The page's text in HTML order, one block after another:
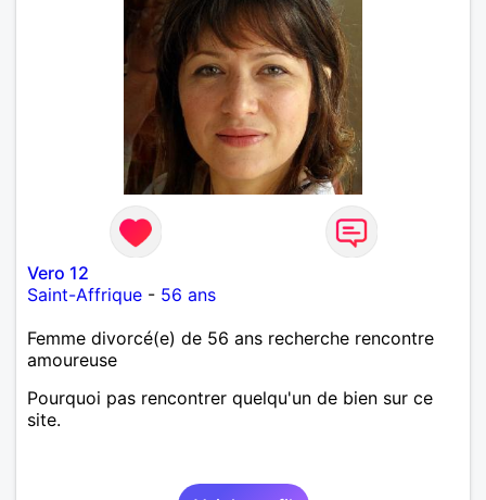
Vero 12
Saint-Affrique - 56 ans
Femme divorcé(e) de 56 ans recherche rencontre
amoureuse
Pourquoi pas rencontrer quelqu'un de bien sur ce
site.